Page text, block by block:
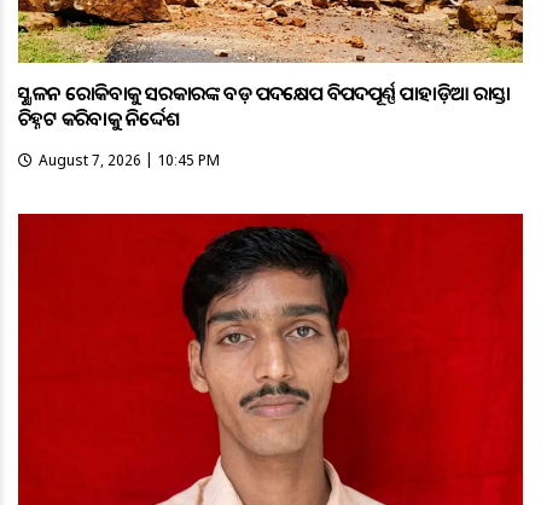
ଭୂସ୍ଖଳନ ରୋକିବାକୁ ସରକାରଙ୍କ ବଡ଼ ପଦକ୍ଷେପ ବିପଦପୂର୍ଣ୍ଣ ପାହାଡ଼ିଆ ରାସ୍ତା
ଚିହ୍ନଟ କରିବାକୁ ନିର୍ଦ୍ଦେଶ
August 7, 2026 | 10:45 PM